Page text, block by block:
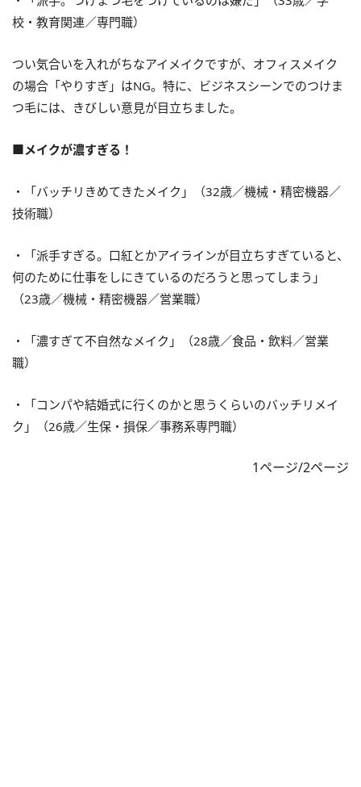
校・教育関連／専門職）
つい気合いを入れがちなアイメイクですが、オフィスメイク
の場合「やりすぎ」はNG。特に、ビジネスシーンでのつけま
つ毛には、きびしい意見が目立ちました。
■メイクが濃すぎる！
・「バッチリきめてきたメイク」（32歳／機械・精密機器／
技術職）
・「派手すぎる。口紅とかアイラインが目立ちすぎていると、
何のために仕事をしにきているのだろうと思ってしまう」
（23歳／機械・精密機器／営業職）
・「濃すぎて不自然なメイク」（28歳／食品・飲料／営業
職）
・「コンパや結婚式に行くのかと思うくらいのバッチリメイ
ク」（26歳／生保・損保／事務系専門職）
1ページ/2ページ